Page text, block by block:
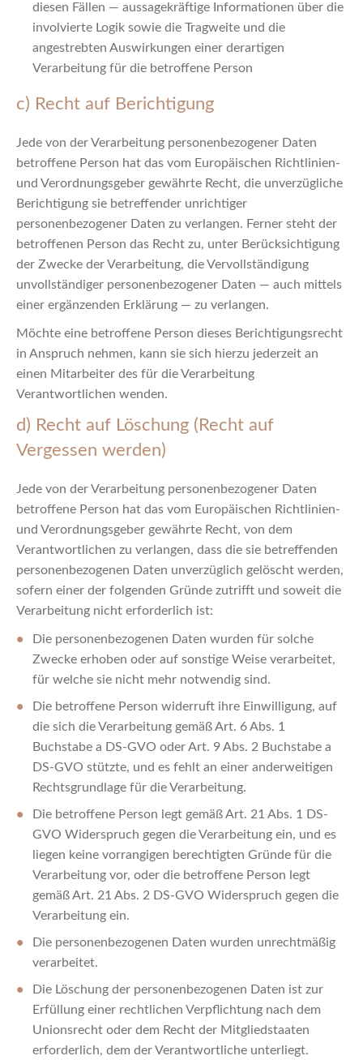
diesen Fällen — aussagekräftige Informationen über die
involvierte Logik sowie die Tragweite und die
angestrebten Auswirkungen einer derartigen
Verarbeitung für die betroffene Person
c) Recht auf Berichtigung
Jede von der Verarbeitung personenbezogener Daten
betroffene Person hat das vom Europäischen Richtlinien-
und Verordnungsgeber gewährte Recht, die unverzügliche
Berichtigung sie betreffender unrichtiger
personenbezogener Daten zu verlangen. Ferner steht der
betroffenen Person das Recht zu, unter Berücksichtigung
der Zwecke der Verarbeitung, die Vervollständigung
unvollständiger personenbezogener Daten — auch mittels
einer ergänzenden Erklärung — zu verlangen.
Möchte eine betroffene Person dieses Berichtigungsrecht
in Anspruch nehmen, kann sie sich hierzu jederzeit an
einen Mitarbeiter des für die Verarbeitung
Verantwortlichen wenden.
d) Recht auf Löschung (Recht auf
Vergessen werden)
Jede von der Verarbeitung personenbezogener Daten
betroffene Person hat das vom Europäischen Richtlinien-
und Verordnungsgeber gewährte Recht, von dem
Verantwortlichen zu verlangen, dass die sie betreffenden
personenbezogenen Daten unverzüglich gelöscht werden,
sofern einer der folgenden Gründe zutrifft und soweit die
Verarbeitung nicht erforderlich ist:
Die personenbezogenen Daten wurden für solche
Zwecke erhoben oder auf sonstige Weise verarbeitet,
für welche sie nicht mehr notwendig sind.
Die betroffene Person widerruft ihre Einwilligung, auf
die sich die Verarbeitung gemäß Art. 6 Abs. 1
Buchstabe a DS-GVO oder Art. 9 Abs. 2 Buchstabe a
DS-GVO stützte, und es fehlt an einer anderweitigen
Rechtsgrundlage für die Verarbeitung.
Die betroffene Person legt gemäß Art. 21 Abs. 1 DS-
GVO Widerspruch gegen die Verarbeitung ein, und es
liegen keine vorrangigen berechtigten Gründe für die
Verarbeitung vor, oder die betroffene Person legt
gemäß Art. 21 Abs. 2 DS-GVO Widerspruch gegen die
Verarbeitung ein.
Die personenbezogenen Daten wurden unrechtmäßig
verarbeitet.
Die Löschung der personenbezogenen Daten ist zur
Erfüllung einer rechtlichen Verpflichtung nach dem
Unionsrecht oder dem Recht der Mitgliedstaaten
erforderlich, dem der Verantwortliche unterliegt.